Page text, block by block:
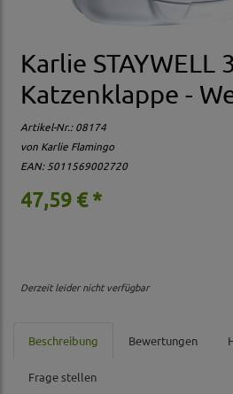
Karlie STAYWELL
Katzenklappe -
Artikel-Nr.:08174
von Karlie Flamingo
EAN: 5011569002720
47,59 € *
Derzeit leider nicht verfügbar
Beschreibung Bewertungen
Frage stellen